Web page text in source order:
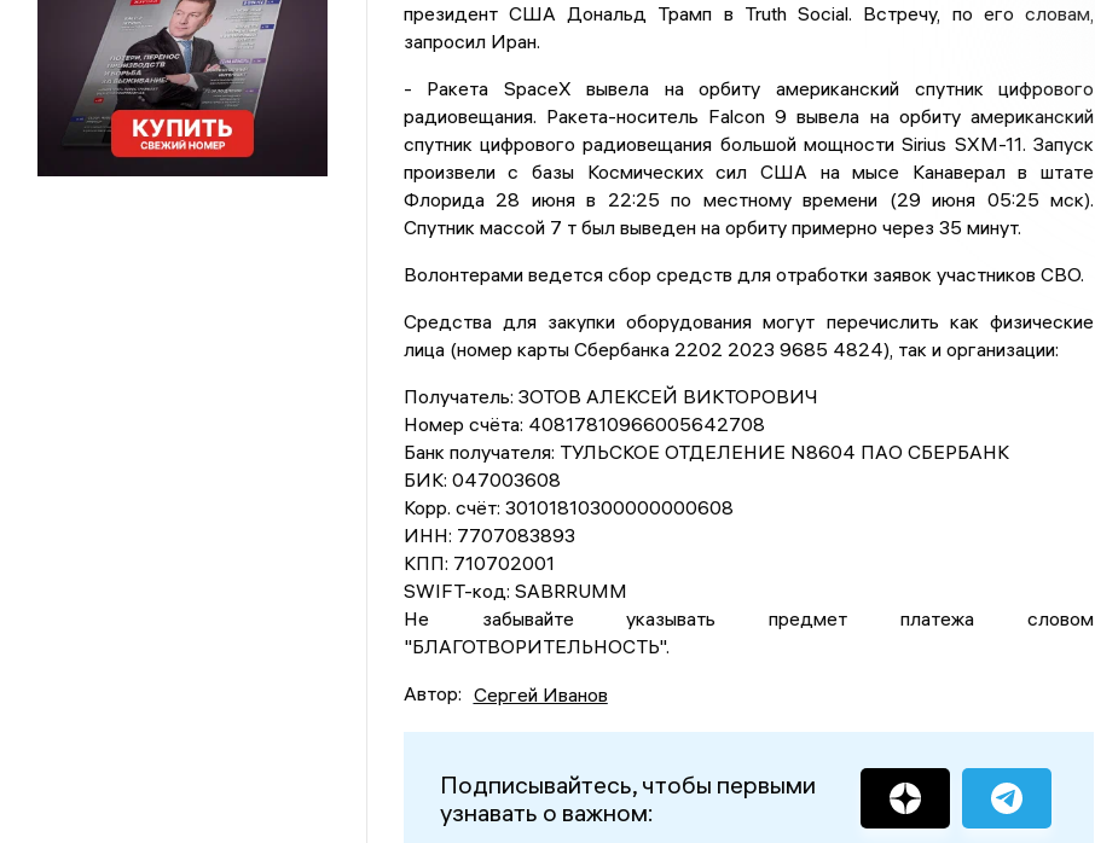
президент США Дональд Трамп в Truth Social. Встречу, по его словам,
запросил Иран.
- Ракета SpaceX вывела на орбиту американский спутник цифрового
радиовещания. Ракета-носитель Falcon 9 вывела на орбиту американский
спутник цифрового радиовещания большой мощности Sirius SXM-11. Запуск
произвели с базы Космических сил США на мысе Канаверал в штате
Флорида 28 июня в 22:25 по местному времени (29 июня 05:25 мск).
Спутник массой 7 т был выведен на орбиту примерно через 35 минут.
Волонтерами ведется сбор средств для отработки заявок участников СВО.
Средства для закупки оборудования могут перечислить как физические
лица (номер карты Сбербанка 2202 2023 9685 4824), так и организации:
Получатель: ЗОТОВ АЛЕКСЕЙ ВИКТОРОВИЧ
Номер счёта: 40817810966005642708
Банк получателя: ТУЛЬСКОЕ ОТДЕЛЕНИЕ N8604 ПАО СБЕРБАНК
БИК: 047003608
Корр. счёт: 30101810300000000608
ИНН: 7707083893
КПП: 710702001
SWIFT-код: SABRRUMM
Не забывайте указывать предмет платежа словом
"БЛАГОТВОРИТЕЛЬНОСТЬ".
Автор: Сергей Иванов
Подписывайтесь, чтобы первыми
узнавать о важном: